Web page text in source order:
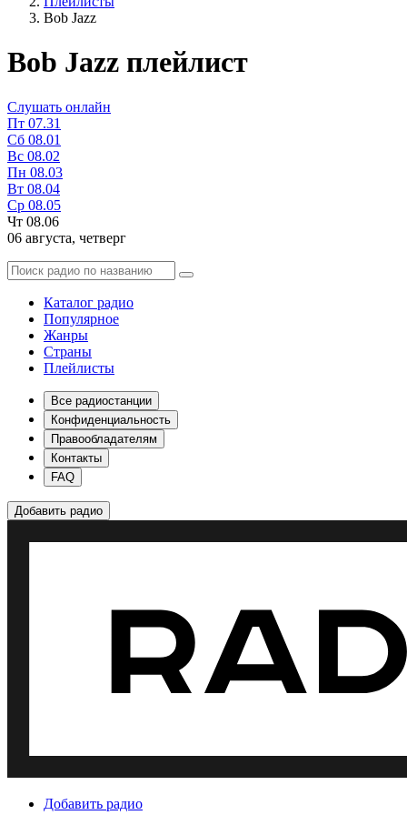
Bob Jazz
Bob Jazz плейлист
Слушать онлайн
Пт 07.31
Сб 08.01
Вс 08.02
Пн 08.03
Вт 08.04
Ср 08.05
Чт 08.06
06 августа, четверг
Каталог радио
Популярное
Жанры
Страны
Плейлисты
Все радиостанции
Конфиденциальность
Правообладателям
Контакты
FAQ
Добавить радио
Добавить радио